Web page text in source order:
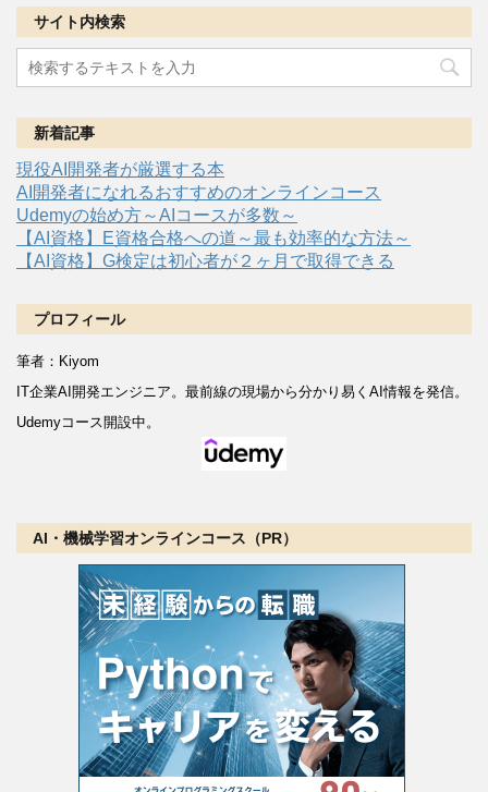
サイト内検索
新着記事
現役AI開発者が厳選する本
AI開発者になれるおすすめのオンラインコース
Udemyの始め方～AIコースが多数～
【AI資格】E資格合格への道～最も効率的な方法～
【AI資格】G検定は初心者が２ヶ月で取得できる
プロフィール
筆者：Kiyom
IT企業AI開発エンジニア。 最前線の現場から分かり易くAI情報を発信。
Udemyコース開設中。
AI・機械学習オンラインコース（PR）